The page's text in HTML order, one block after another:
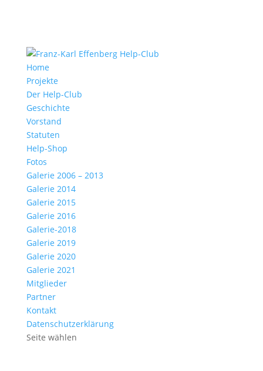
Home
Projekte
Der Help-Club
Geschichte
Vorstand
Statuten
Help-Shop
Fotos
Galerie 2006 – 2013
Galerie 2014
Galerie 2015
Galerie 2016
Galerie-2018
Galerie 2019
Galerie 2020
Galerie 2021
Mitglieder
Partner
Kontakt
Datenschutzerklärung
Seite wählen